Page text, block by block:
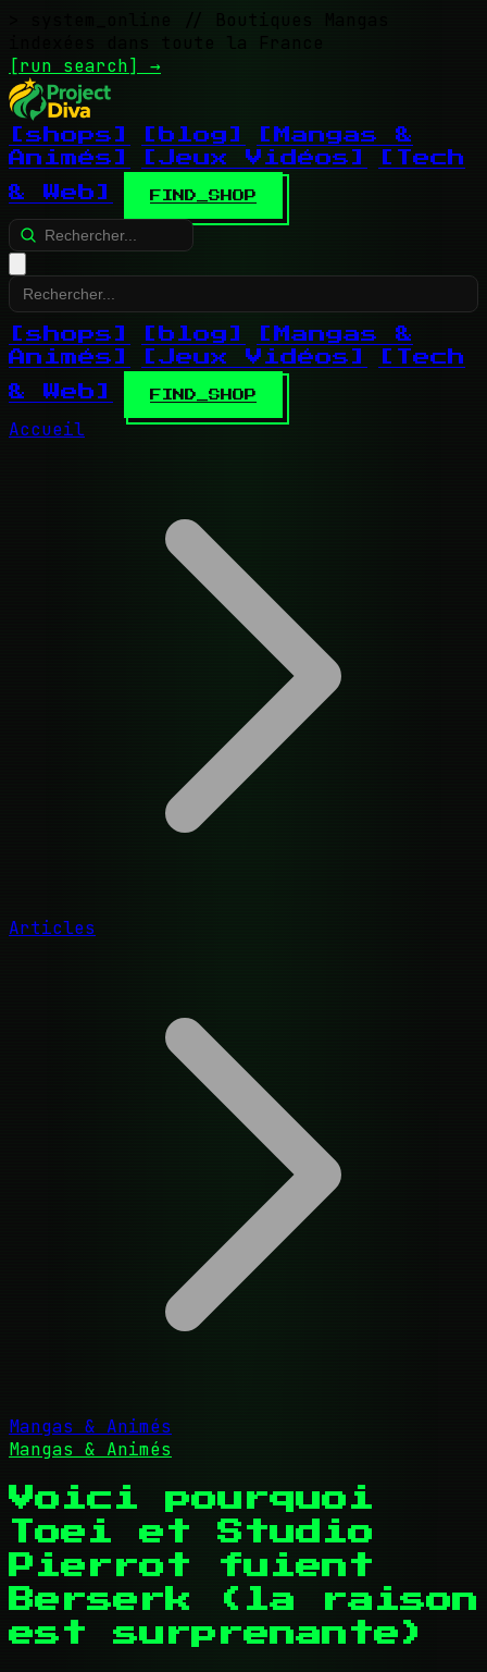
// Boutiques Mangas
indexées dans toute la France
[run search] →
[shops] [blog]
[Mangas &
Animés]
[Jeux Vidéos]
[Tech
& Web]
FIND_SHOP
[shops] [blog]
[Mangas &
Animés]
[Jeux Vidéos]
[Tech
& Web]
FIND_SHOP
Accueil
Articles
Mangas & Animés
Mangas & Animés
Voici pourquoi
Toei et Studio
Pierrot fuient
Berserk (la raison
est surprenante)